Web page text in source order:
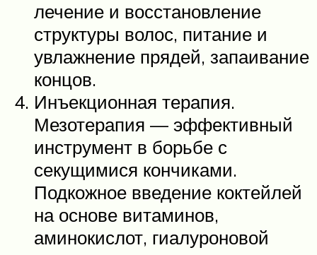
лечение и восстановление
структуры волос, питание и
увлажнение прядей, запаивание
концов.
Инъекционная терапия.
Мезотерапия — эффективный
инструмент в борьбе с
секущимися кончиками.
Подкожное введение коктейлей
на основе витаминов,
аминокислот, гиалуроновой